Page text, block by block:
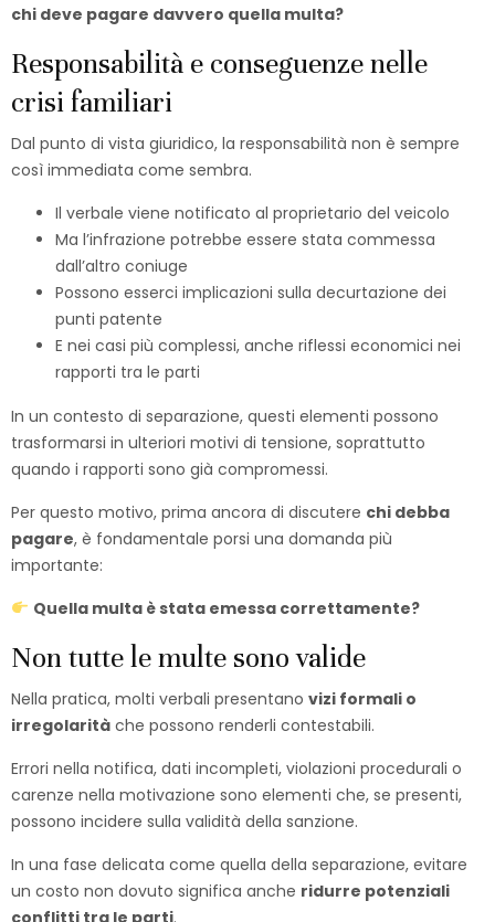
chi deve pagare davvero quella multa?
Responsabilità e conseguenze nelle
crisi familiari
Dal punto di vista giuridico, la responsabilità non è sempre
così immediata come sembra.
Il verbale viene notificato al proprietario del veicolo
Ma l’infrazione potrebbe essere stata commessa
dall’altro coniuge
Possono esserci implicazioni sulla decurtazione dei
punti patente
E nei casi più complessi, anche riflessi economici nei
rapporti tra le parti
In un contesto di separazione, questi elementi possono
trasformarsi in ulteriori motivi di tensione, soprattutto
quando i rapporti sono già compromessi.
Per questo motivo, prima ancora di discutere chi debba
pagare, è fondamentale porsi una domanda più
importante:
Quella multa è stata emessa correttamente?
Non tutte le multe sono valide
Nella pratica, molti verbali presentano vizi formali o
irregolarità che possono renderli contestabili.
Errori nella notifica, dati incompleti, violazioni procedurali o
carenze nella motivazione sono elementi che, se presenti,
possono incidere sulla validità della sanzione.
In una fase delicata come quella della separazione, evitare
un costo non dovuto significa anche ridurre potenziali
conflitti tra le parti.